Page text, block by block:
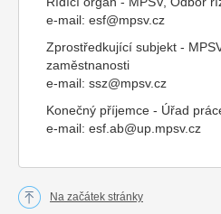
e-mail: esf@mpsv.cz
Zprostředkující subjekt -
zaměstnanosti
e-mail: ssz@mpsv.cz
Konečný příjemce - Úřad
e-mail: esf.ab@up.mpsv.cz
Na začátek stránky